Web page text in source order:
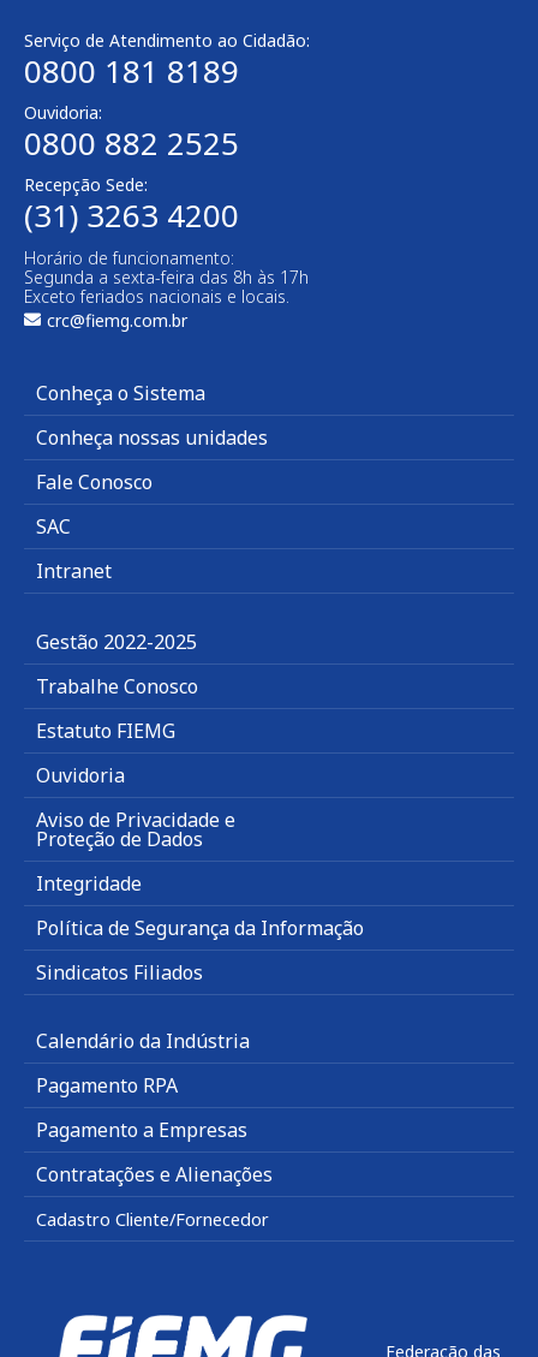
Serviço de Atendimento ao Cidadão:
0800 181 8189
Ouvidoria:
0800 882 2525
Recepção Sede:
(31) 3263 4200
Horário de funcionamento:
Segunda a sexta-feira das 8h às 17h
Exceto feriados nacionais e locais.
crc@fiemg.com.br
Conheça o Sistema
Conheça nossas unidades
Fale Conosco
SAC
Intranet
Gestão 2022-2025
Trabalhe Conosco
Estatuto FIEMG
Ouvidoria
Aviso de Privacidade e
Proteção de Dados
Integridade
Política de Segurança da Informação
Sindicatos Filiados
Calendário da Indústria
Pagamento RPA
Pagamento a Empresas
Contratações e Alienações
Cadastro Cliente/Fornecedor
Federação das